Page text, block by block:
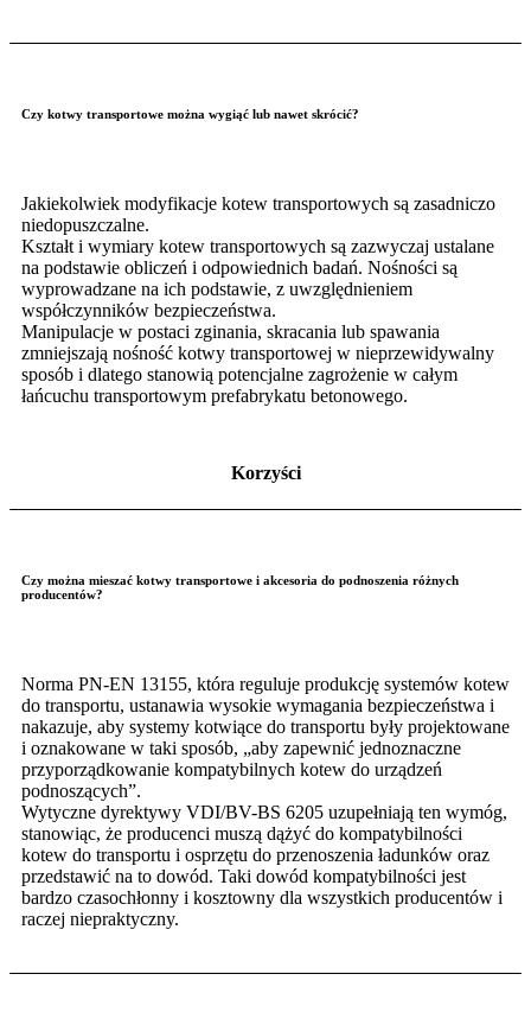
Czy kotwy transportowe można wygiąć lub nawet skrócić?
Jakiekolwiek modyfikacje kotew transportowych są zasadniczo
niedopuszczalne.
Kształt i wymiary kotew transportowych są zazwyczaj ustalane
na podstawie obliczeń i odpowiednich badań. Nośności są
wyprowadzane na ich podstawie, z uwzględnieniem
współczynników bezpieczeństwa.
Manipulacje w postaci zginania, skracania lub spawania
zmniejszają nośność kotwy transportowej w nieprzewidywalny
sposób i dlatego stanowią potencjalne zagrożenie w całym
łańcuchu transportowym prefabrykatu betonowego.
Korzyści
Czy można mieszać kotwy transportowe i akcesoria do podnoszenia różnych
producentów?
Norma PN-EN 13155, która reguluje produkcję systemów kotew
do transportu, ustanawia wysokie wymagania bezpieczeństwa i
nakazuje, aby systemy kotwiące do transportu były projektowane
i oznakowane w taki sposób, „aby zapewnić jednoznaczne
przyporządkowanie kompatybilnych kotew do urządzeń
podnoszących”.
Wytyczne dyrektywy VDI/BV-BS 6205 uzupełniają ten wymóg,
stanowiąc, że producenci muszą dążyć do kompatybilności
kotew do transportu i osprzętu do przenoszenia ładunków oraz
przedstawić na to dowód. Taki dowód kompatybilności jest
bardzo czasochłonny i kosztowny dla wszystkich producentów i
raczej niepraktyczny.